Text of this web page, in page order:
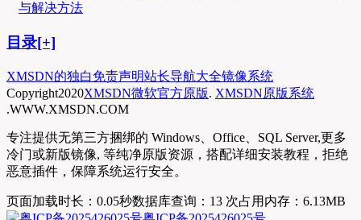
与解决方法
目录[+]
XMSDN的独白免责声明站长导航大全镜像系统
Copyright2020XMSDN微软官方原版. XMSDN原版系统
.WWW.XMSDN.COM
专注提供无第三方捆绑的 Windows、Office、SQL Server,更多
冷门或新版镜像, 等纯净原版资源，搭配详细安装教程，拒绝
恶意插件，保障系统运行安全。
页面加载时长：0.05秒数据库查询：13 次占用内存：6.13MB